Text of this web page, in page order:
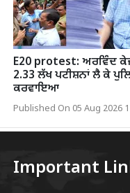
E20 protest: ਅਰਵਿੰਦ
2.33 ਲੱਖ ਪਟੀਸ਼ਨਾਂ ਲੈ ਕੇ
ਕਰਵਾਇਆ
Published On 05 Aug 2026
Important